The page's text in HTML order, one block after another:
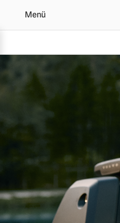
Original
Menü
6 Modelle
3 Modelle